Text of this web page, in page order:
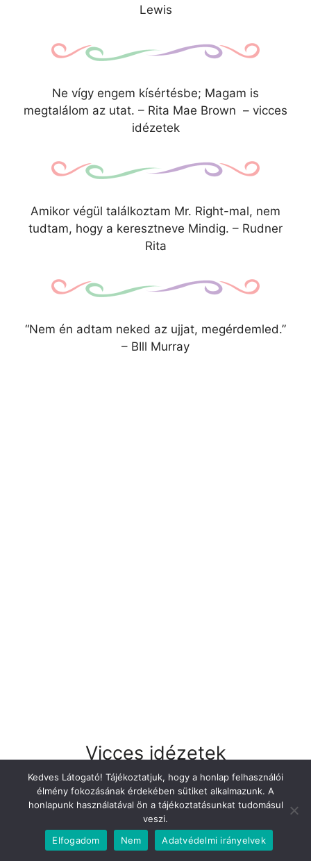
Lewis
Ne vígy engem kísértésbe; Magam is
megtalálom az utat. – Rita Mae Brown – vicces
idézetek
Amikor végül találkoztam Mr. Right-mal, nem
tudtam, hogy a keresztneve Mindig. – Rudner
Rita
“Nem én adtam neked az ujjat, megérdemled.”
– BIll Murray
Vicces idézetek
Ha vékonynak akarsz kinézni: lógj kövér
emberekkel. – Rodney Dangerfield, Vissza az
Kedves Látogató! Tájékoztatjuk, hogy a honlap felhasználói
élmény fokozásának érdekében sütiket alkalmazunk. A
honlapunk használatával ön a tájékoztatásunkat tudomásul
veszi.
Elfogadom
Nem Adatvédelmi irányelvek